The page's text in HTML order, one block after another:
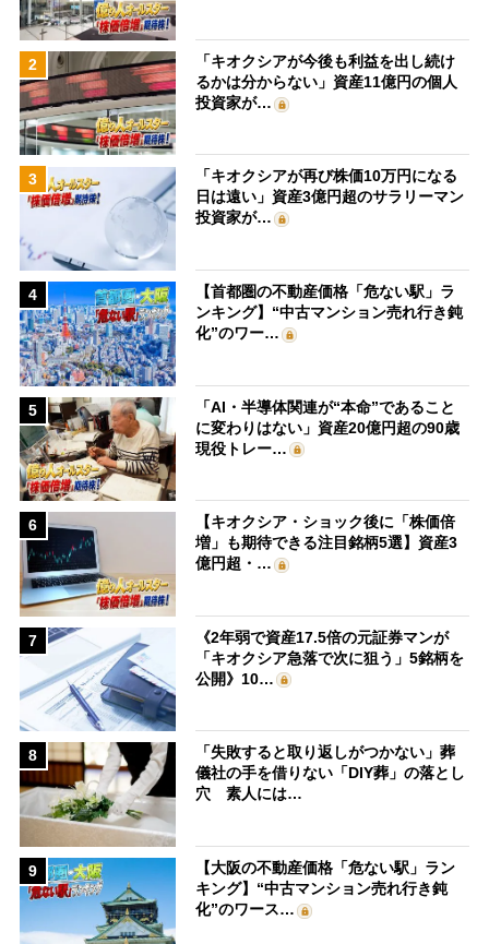
2
「キオクシアが今後も利益を出し続け
るかは分からない」資産11億円の個人
投資家が…
3
「キオクシアが再び株価10万円になる
日は遠い」資産3億円超のサラリーマン
投資家が…
4
【首都圏の不動産価格「危ない駅」ラ
ンキング】“中古マンション売れ行き鈍
化”のワー…
5
「AI・半導体関連が“本命”であること
に変わりはない」資産20億円超の90歳
現役トレー…
6
【キオクシア・ショック後に「株価倍
増」も期待できる注目銘柄5選】資産3
億円超・…
7
《2年弱で資産17.5倍の元証券マンが
「キオクシア急落で次に狙う」5銘柄を
公開》10…
8
「失敗すると取り返しがつかない」葬
儀社の手を借りない「DIY葬」の落とし
穴 素人には…
9
【大阪の不動産価格「危ない駅」ラン
キング】“中古マンション売れ行き鈍
化”のワース…